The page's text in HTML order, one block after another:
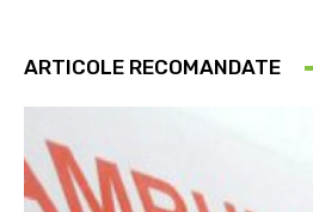
ARTICOLE RECOMANDATE